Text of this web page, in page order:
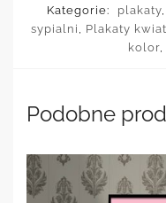
Kategorie:
plakaty,
sypialni , Plakaty
kolor,
Podobne